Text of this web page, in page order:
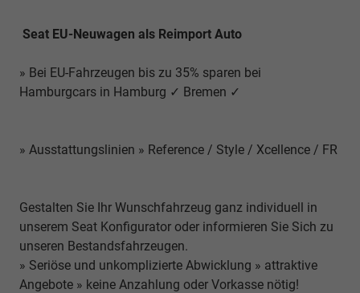
Seat EU-Neuwagen als Reimport Auto
» Bei EU-Fahrzeugen bis zu 35% sparen bei
Hamburgcars in Hamburg ✓ Bremen ✓
» Ausstattungslinien » Reference / Style / Xcellence / FR
Gestalten Sie Ihr Wunschfahrzeug ganz individuell in
unserem Seat Konfigurator oder informieren Sie Sich zu
unseren Bestandsfahrzeugen.
» Seriöse und unkomplizierte Abwicklung » attraktive
Angebote » keine Anzahlung oder Vorkasse nötig!